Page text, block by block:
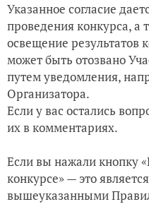
Указанное согласие
проведения конкурса, а
освещение результатов
может быть отозвано
путем уведомления,
Организатора.
Если у вас остались
их в комментариях.
Если вы нажали кнопку
конкурсе» — это
вышеуказанными